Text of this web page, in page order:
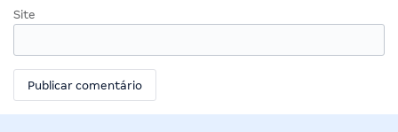
Site